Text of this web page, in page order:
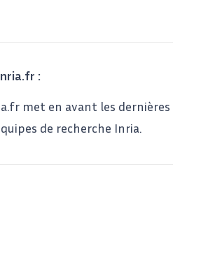
:
met en avant les dernières
de recherche Inria.